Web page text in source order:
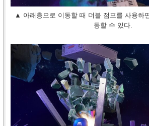
▲ 아래층으로 이동할 때 더블 점프를 사용하
동할 수 있다.